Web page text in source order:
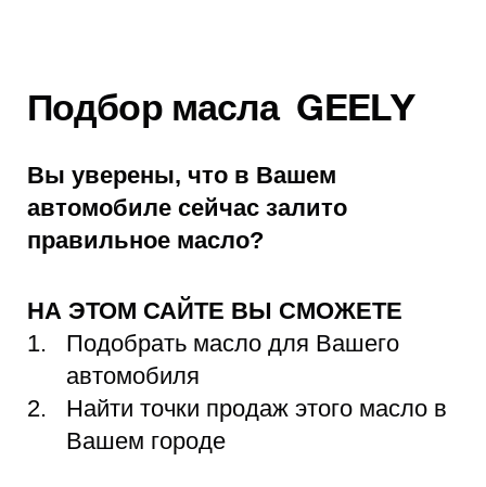
Подбор масла GEELY
Вы уверены, что в Вашем
автомобиле сейчас залито
правильное масло?
НА ЭТОМ САЙТЕ ВЫ СМОЖЕТЕ
Подобрать масло для Вашего
автомобиля
Найти точки продаж этого масло в
Вашем городе